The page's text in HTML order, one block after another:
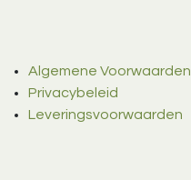
Algemene Voorwaarden
Privacybeleid
Leveringsvoorwaarden